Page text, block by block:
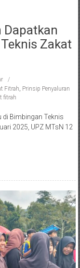
Dapatkan
Zakat
Fitrah Prinsip Penyaluran
fitrah
di Bimbingan Teknis
2025, UPZ MTsN 12